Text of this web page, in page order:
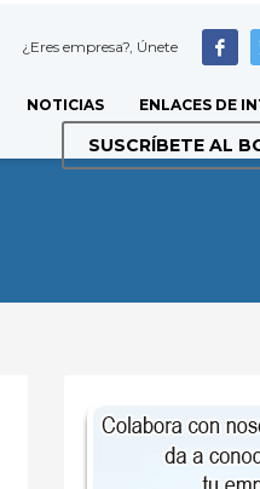
¿Eres empresa?, Únete
NOTICIAS ENLACES DE
SUSCRÍBETE AL